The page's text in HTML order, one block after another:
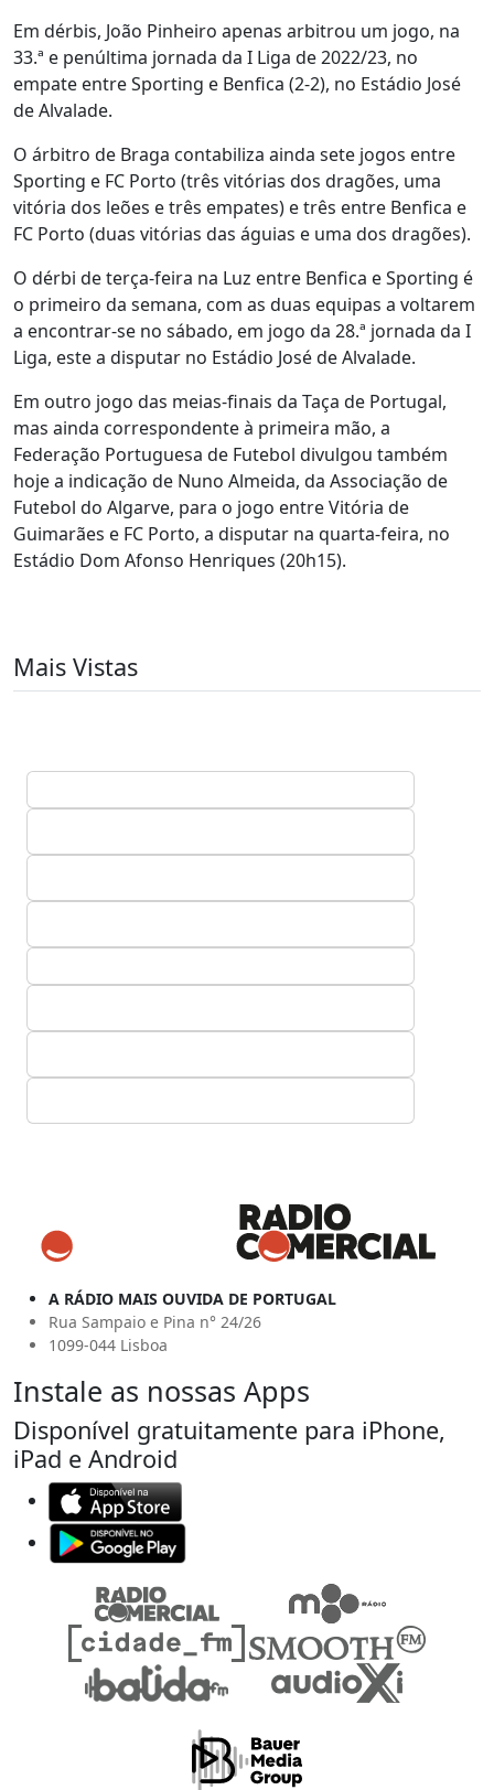
Em dérbis, João Pinheiro apenas arbitrou um jogo, na
33.ª e penúltima jornada da I Liga de 2022/23, no
empate entre Sporting e Benfica (2-2), no Estádio José
de Alvalade.
O árbitro de Braga contabiliza ainda sete jogos entre
Sporting e FC Porto (três vitórias dos dragões, uma
vitória dos leões e três empates) e três entre Benfica e
FC Porto (duas vitórias das águias e uma dos dragões).
O dérbi de terça-feira na Luz entre Benfica e Sporting é
o primeiro da semana, com as duas equipas a voltarem
a encontrar-se no sábado, em jogo da 28.ª jornada da I
Liga, este a disputar no Estádio José de Alvalade.
Em outro jogo das meias-finais da Taça de Portugal,
mas ainda correspondente à primeira mão, a
Federação Portuguesa de Futebol divulgou também
hoje a indicação de Nuno Almeida, da Associação de
Futebol do Algarve, para o jogo entre Vitória de
Guimarães e FC Porto, a disputar na quarta-feira, no
Estádio Dom Afonso Henriques (20h15).
Mais Vistas
A RÁDIO MAIS OUVIDA DE PORTUGAL
Rua Sampaio e Pina n° 24/26
1099-044 Lisboa
Instale as nossas Apps
Disponível gratuitamente para iPhone,
iPad e Android